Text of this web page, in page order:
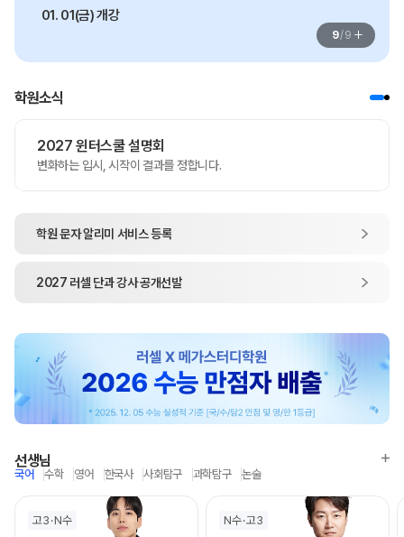
01. 01(금) 개강
9/9 +
학원소식
2027 윈터스쿨 설명회
변화하는 입시, 시작이 결과를 정합니다.
학원 문자 알리미 서비스 등록
2027 러셀 단과강사 공개선발
선생님
국어 수학 영어 한국사 사회탐구 과학탐구 논술
고3 N수 N수 고3